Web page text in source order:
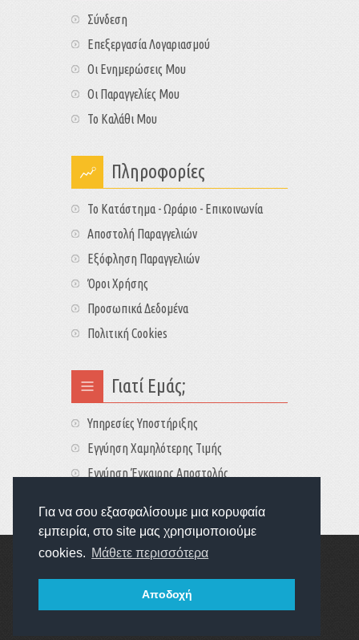
Για να σου εξασφαλίσουμε μια κορυφαία
εμπειρία, στο site μας χρησιμοποιούμε
cookies. Μάθετε περισσότερα
Αποδοχή
Σύνδεση
Επεξεργασία Λογαριασμού
Οι Ενημερώσεις Μου
Οι Παραγγελίες Μου
Το Καλάθι Μου
Πληροφορίες
Το Κατάστημα - Ωράριο - Επικοινωνία
Αποστολή Παραγγελιών
Εξόφληση Παραγγελιών
Όροι Χρήσης
Προσωπικά Δεδομένα
Πολιτική Cookies
Γιατί Εμάς;
Υπηρεσίες Υποστήριξης
Εγγύηση Χαμηλότερης Τιμής
Εγγύηση Έγκαιρης Αποστολής
Copyright © 2022GameExplorers
Οι τιμές περιλαμβάνουν ΦΠΑ 24%